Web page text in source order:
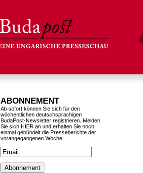
ABONNEMENT
Ab sofort können Sie sich für den
wöchentlichen deutschsprachigen
BudaPost-Newsletter registrieren. Melden
Sie sich HIER an und erhalten Sie noch
einmal gebündelt die Presseberichte der
vorangegangenen Woche.